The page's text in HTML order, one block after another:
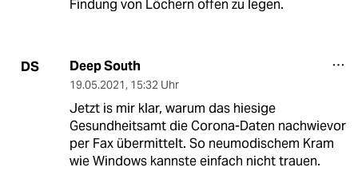
Findung von Löchern offen zu legen.
DS Deep South
19.05.2021, 15:32 Uhr
Jetzt is mir klar, warum das hiesige
Gesundheitsamt die Corona-Daten nachwievor
per Fax übermittelt. So neumodischem Kram
wie Windows kannste einfach nicht trauen.